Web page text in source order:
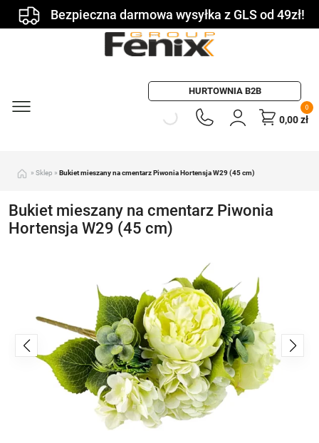
Bezpieczna darmowa wysyłka z GLS od 49zł!
HURTOWNIA B2B
0
0,00zł
» Sklep » Bukiet mieszany na cmentarz Piwonia Hortensja W29 (45 cm)
Bukiet mieszany na cmentarz Piwonia
Hortensja W29 (45 cm)